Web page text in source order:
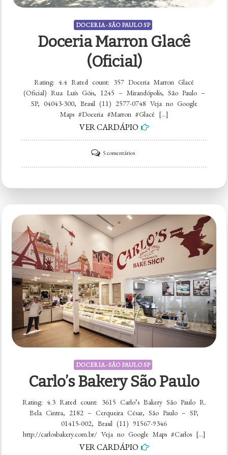
DOCERIA - SÃO PAULO SP
Doceria Marron Glacê
(Oficial)
Rating: 4.4 Rated count: 357 Doceria Marron Glacê
(Oficial) Rua Luís Góis, 1245 – Mirandópolis, São Paulo –
SP, 04043-300, Brasil (11) 2577-0748 Veja no Google
Maps #Doceria #Marron #Glacê […]
VER CARDÁPIO
5 comentáriosem
Doceria
DOCERIA - SÃO PAULO SP
Carlo’s Bakery São Paulo
Rating: 4.3 Rated count: 3615 Carlo’s Bakery São Paulo R.
Bela Cintra, 2182 – Cerqueira César, São Paulo – SP,
01415-002, Brasil (11) 91567-9346
http://carlosbakery.com.br/ Veja no Google Maps #Carlos […]
VER CARDÁPIO